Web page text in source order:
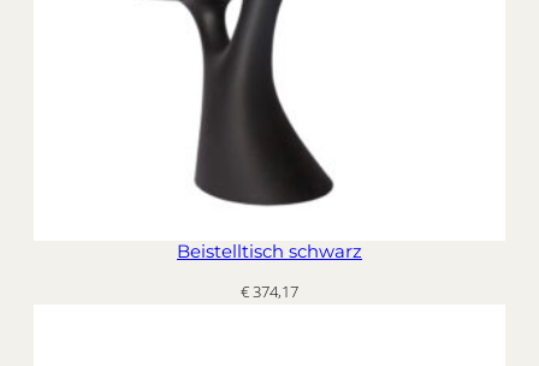
Beistelltisch schwarz
€374,17